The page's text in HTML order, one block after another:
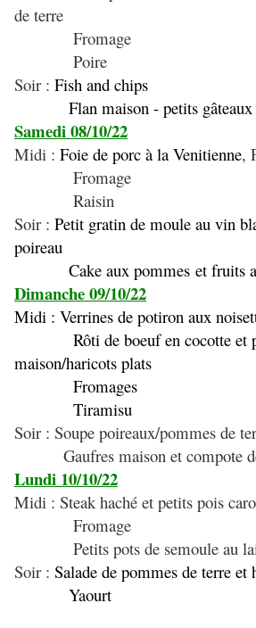
de terre
Fromage
Poire
Soir : Fish and chips
Flan maison - petits gâteaux
Samedi 08/10/22
Midi : Foie de porc à la Venitienne,
Fromage
Raisin
Soir : Petit gratin de moule au vin
poireau
Cake aux pommes et fruits
Dimanche 09/10/22
Midi : Verrines de potiron aux
Rôti de boeuf en cocotte et
maison/haricots plats
Fromages
Tiramisu
Soir : Soupe poireaux/pommes de
Gaufres maison et compote
Lundi 10/10/22
Midi : Steak haché et petits pois
Fromage
Petits pots de semoule au
Soir : Salade de pommes de terre et
Yaourt